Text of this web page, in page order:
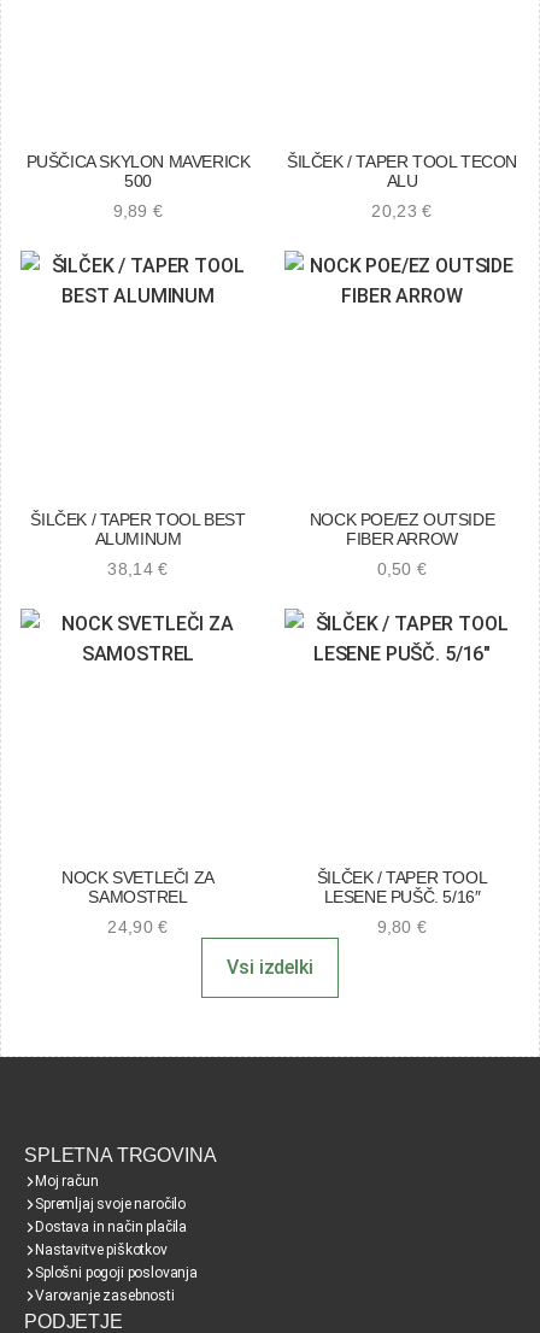
PUŠČICA SKYLON MAVERICK
500
9,89€
ŠILČEK / TAPER TOOL TECON
ALU
20,23€
ŠILČEK / TAPER TOOL BEST
ALUMINUM
38,14€
NOCK POE/EZ OUTSIDE
FIBER ARROW
0,50€
NOCK SVETLEČI ZA
SAMOSTREL
24,90€
ŠILČEK / TAPER TOOL
LESENE PUŠČ. 5/16″
9,80€
Vsi izdelki
SPLETNA TRGOVINA
Moj račun
Spremljaj svoje naročilo
Dostava in način plačila
Nastavitve piškotkov
Splošni pogoji poslovanja
Varovanje zasebnosti
PODJETJE